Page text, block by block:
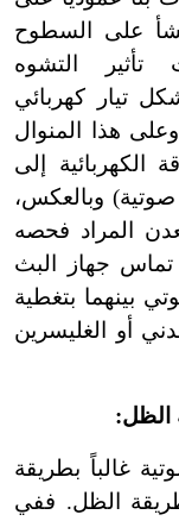
على السطوح
تأثير التشوه
تيار كهربائي
هذا المنوال
الكهربائية إلى
وبالعكس،
المراد فحصه
جهاز البث
بينهما بتغطية
أو الغليسرين
الظل:
غالباً بطريقة
الظل. ففي